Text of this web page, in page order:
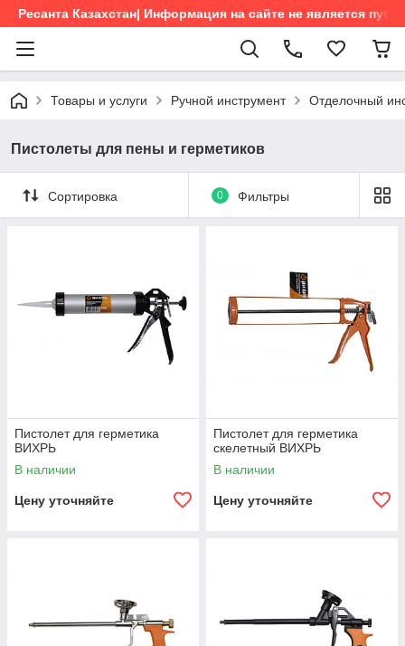
Ресанта Казахстан| Информация на сайте не является
Товары и услуги Ручной инструмент Отделочный
Пистолеты для пены и герметиков
Сортировка 0 Фильтры
Пистолет для герметика
ВИХРЬ
В наличии
Цену уточняйте
Пистолет для герметика
скелетный ВИХРЬ
В наличии
Цену уточняйте